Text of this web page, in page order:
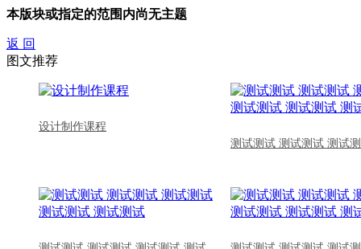
本版块或指定的范围内尚无主题
返 回
图文推荐
设计制作课程
测试测试 测试测试 测试